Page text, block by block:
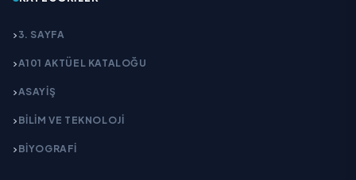
3. SAYFA
A101 AKTÜEL KATALOĞU
ASAYİŞ
BİLİM VE TEKNOLOJİ
BİYOGRAFİ